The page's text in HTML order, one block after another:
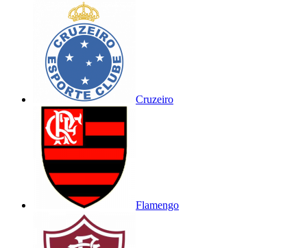
Cruzeiro
Flamengo